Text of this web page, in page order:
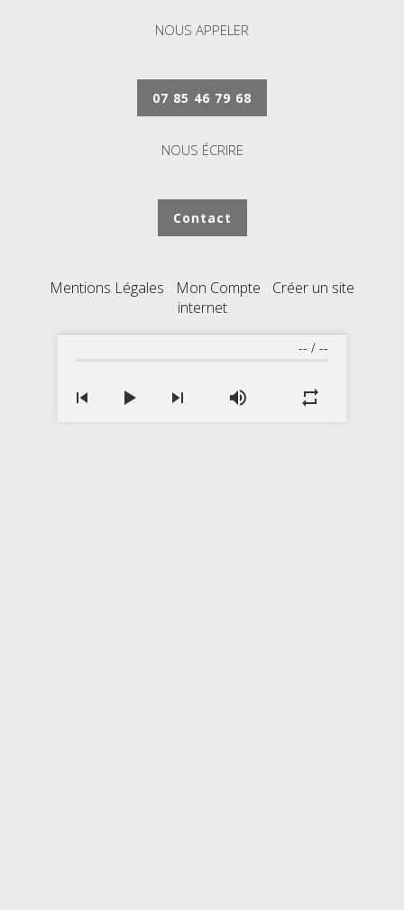
NOUS APPELER
07 85 46 79 68
NOUS ÉCRIRE
Contact
Mentions Légales Mon Compte
Créer un site
internet
-- / --